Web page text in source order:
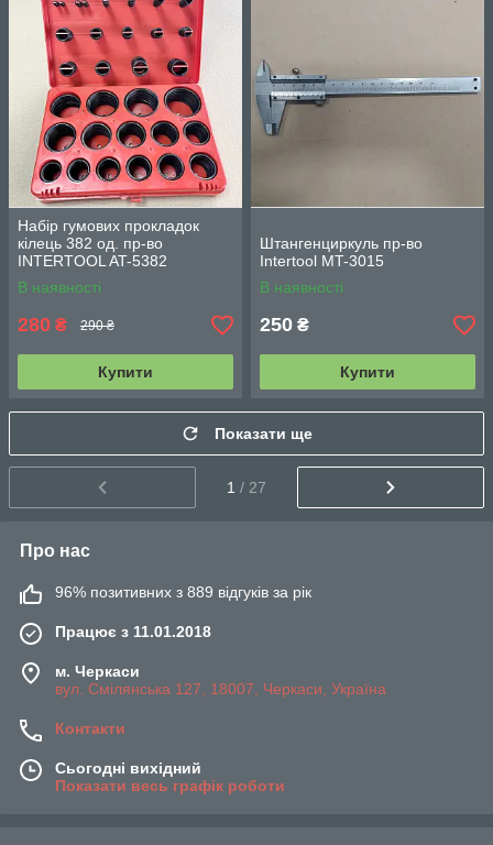
Набір гумових прокладок
кілець 382 од. пр-во
INTERTOOL AT-5382
В наявності
280 ₴ 290 ₴
Купити
Штангенциркуль пр-во
Intertool MT-3015
В наявності
250 ₴
Купити
Показати ще
1 / 27
Про нас
96% позитивних з 889 відгуків за рік
Працює з 11.01.2018
м. Черкаси
вул. Смілянська 127, 18007, Черкаси, Україна
Контакти
Сьогодні вихідний
Показати весь графік роботи